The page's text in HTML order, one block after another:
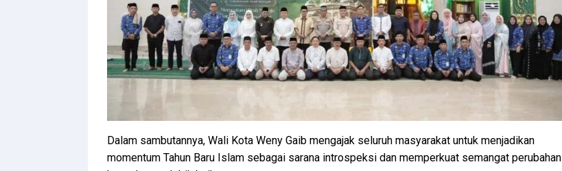
Dalam sambutannya, Wali Kota Weny Gaib mengajak seluruh masyarakat untuk menjadikan
momentum Tahun Baru Islam sebagai sarana introspeksi dan memperkuat semangat perubahan